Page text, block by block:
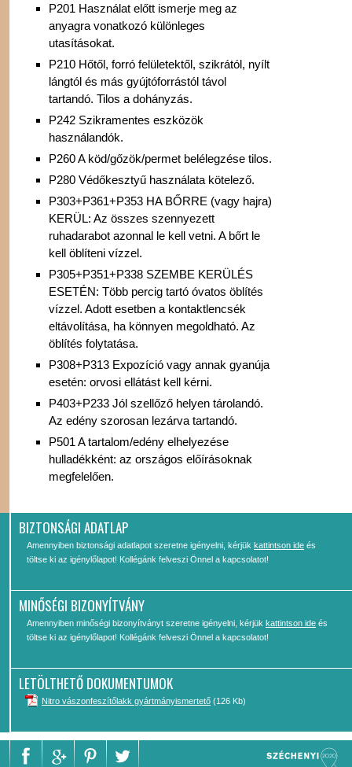
P201 Használat előtt ismerje meg az
anyagra vonatkozó különleges
utasításokat.
P210 Hőtől, forró felületektől, szikrától, nyílt
lángtól és más gyújtóforrástól távol
tartandó. Tilos a dohányzás.
P242 Szikramentes eszközök
használandók.
P260 A köd/gőzök/permet belélegzése tilos.
P280 Védőkesztyű használata kötelező.
P303+P361+P353 HA BŐRRE (vagy hajra)
KERÜL: Az összes szennyezett
ruhadarabot azonnal le kell vetni. A bőrt le
kell öblíteni vízzel.
P305+P351+P338 SZEMBE KERÜLÉS
ESETÉN: Több percig tartó óvatos öblítés
vízzel. Adott esetben a kontaktlencsék
eltávolítása, ha könnyen megoldható. Az
öblítés folytatása.
P308+P313 Expozíció vagy annak gyanúja
esetén: orvosi ellátást kell kérni.
P403+P233 Jól szellőző helyen tárolandó.
Az edény szorosan lezárva tartandó.
P501 A tartalom/edény elhelyezése
hulladékként: az országos előírásoknak
megfelelően.
BIZTONSÁGI ADATLAP
Amennyiben biztonsági adatlapot szeretne igényelni, kérjük kattintson ide és
töltse ki az igénylőlapot! Kollégánk felveszi Önnel a kapcsolatot!
MINŐSÉGI BIZONYÍTVÁNY
Amennyiben minőségi bizonyítványt szeretne igényelni, kérjük kattintson ide és
töltse ki az igénylőlapot! Kollégánk felveszi Önnel a kapcsolatot!
LETÖLTHETŐ DOKUMENTUMOK
Nitro vászonfeszítőlakk gyártmányismertető (126 Kb)